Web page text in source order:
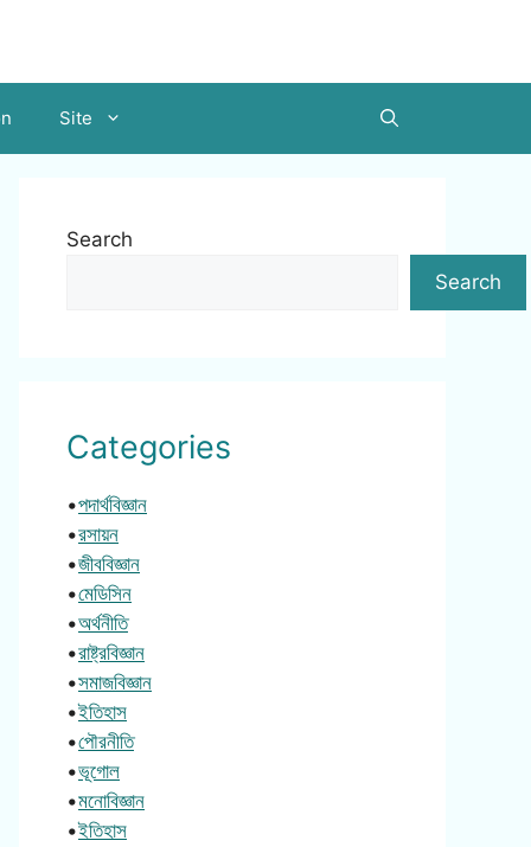
Site
Search
Search
Categories
•পদার্থবিজ্ঞান
•রসায়ন
•জীববিজ্ঞান
•মেডিসিন
•অর্থনীতি
•রাষ্ট্রবিজ্ঞান
•সমাজবিজ্ঞান
•ইতিহাস
•পৌরনীতি
•ভূগোল
•মনোবিজ্ঞান
•ইতিহাস